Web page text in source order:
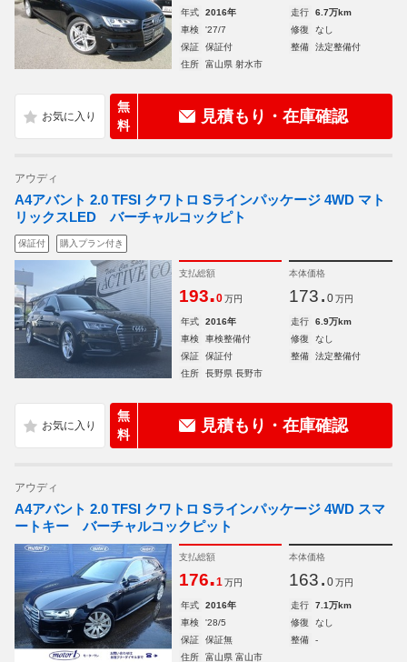
年式 2016年 走行
6.7万km
車検
'27/7 修復
なし
保証
保証付 整備
法定整備付
住所
富山県 射水市
無
料
見積もり・在庫確認
アウディ
A4アバント 2.0 TFSI クワトロ Sラインパッケージ 4WD マト
リックスLED バーチャルコックピト
保証付 購入プラン付き
支払総額
193.0 万円
本体価格
173. 0 万円
年式 2016年 走行
6.9万km
車検
車検整備付 修復
なし
保証
保証付 整備
法定整備付
住所
長野県 長野市
無
料
見積もり・在庫確認
アウディ
A4アバント 2.0 TFSI クワトロ Sラインパッケージ 4WD スマ
ートキー バーチャルコックピット
支払総額
176.1 万円
本体価格
163. 0 万円
年式 2016年 走行
7.1万km
車検
'28/5 修復
なし
保証
保証無 整備
-
住所
富山県 富山市